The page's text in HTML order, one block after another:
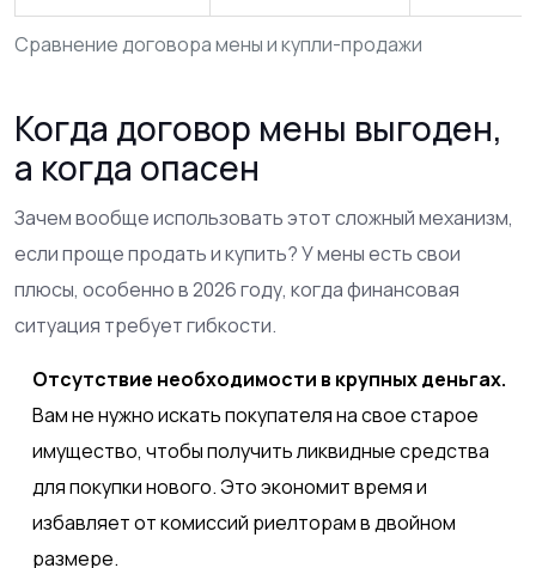
Сравнение договора мены и купли-продажи
Когда договор мены выгоден,
а когда опасен
Зачем вообще использовать этот сложный механизм,
если проще продать и купить? У мены есть свои
плюсы, особенно в 2026 году, когда финансовая
ситуация требует гибкости.
Отсутствие необходимости в крупных деньгах.
Вам не нужно искать покупателя на свое старое
имущество, чтобы получить ликвидные средства
для покупки нового. Это экономит время и
избавляет от комиссий риелторам в двойном
размере.